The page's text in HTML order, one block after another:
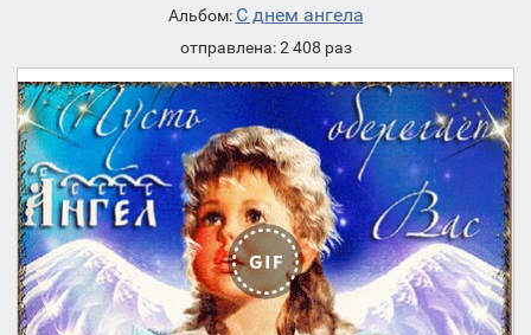
Альбом: С днем ангела
отправлена: 2 408 раз